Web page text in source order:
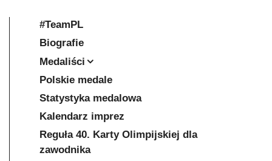
#TeamPL
Biografie
Medaliści
Polskie medale
Statystyka medalowa
Kalendarz imprez
Reguła 40. Karty Olimpijskiej dla
zawodnika